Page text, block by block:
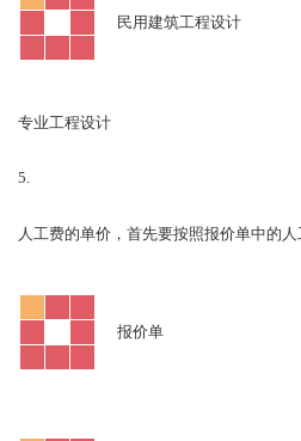
民用建筑工程设计
专业工程设计
5.
人工费的单价，首先要按照报价单中的人
报价单